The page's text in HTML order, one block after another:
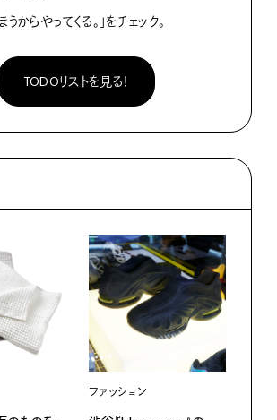
からやってくる。」をチェック。
TODOリストを見る！
ファッション